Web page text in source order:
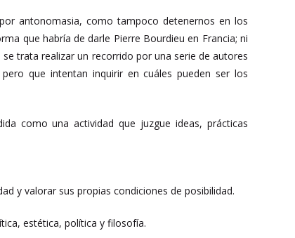
antonomasia, como tampoco detenernos en los
que habría de darle Pierre Bourdieu en Francia; ni
trata realizar un recorrido por una serie de autores
que intentan inquirir en cuáles pueden ser los
como una actividad que juzgue ideas, prácticas
y valorar sus propias condiciones de posibilidad.
estética, política y filosofía.